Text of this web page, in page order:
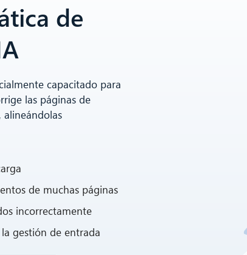
de
capacitado para
las páginas de
alineándolas
de muchas páginas
incorrectamente
gestión de entrada